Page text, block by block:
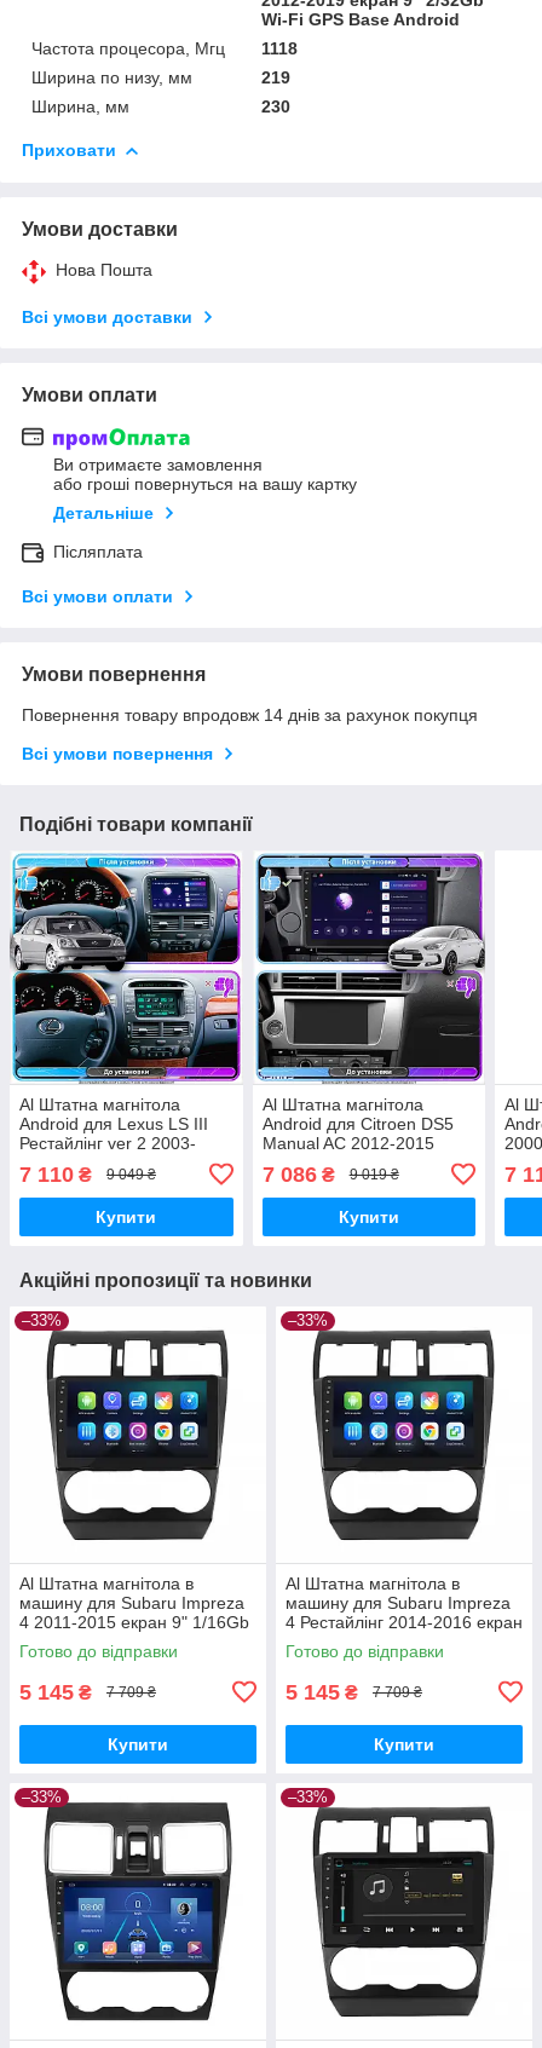
Wi-Fi GPS Base Android
Частота процесора, Мгц
1118
Ширина по низу, мм
219
Ширина, мм
230
Приховати
Умови доставки
Нова Пошта
Всі умови доставки
Умови оплати
Ви отримаєте замовлення
або гроші повернуться на вашу картку
Детальніше
Післяплата
Всі умови оплати
Умови повернення
Повернення товару впродовж 14 днів за рахунок покупця
Всі умови повернення
Подібні товари компанії
Al Штатна магнітола
Android для Lexus LS III
Рестайлінг ver 2 2003-
2006 екран 9" 2/32Gb Wi-
Fi GPS Base
7 110 ₴ 9 049 ₴
Купити
Al Штатна магнітола
Android для Citroen DS5
Manual AC 2012-2015
екран 9" 2/32Gb Wi-Fi GPS
Base
7 086₴ 9 019 ₴
Купити
Al
7
Акційні пропозиції та новинки
–33%
Al Штатна магнітола в
машину для Subaru Impreza
4 2011-2015 екран 9" 1/16Gb
Wi-Fi GPS Base
Готово до відправки
5 145 ₴ 7 709 ₴
Купити
–33%
Al Штатна магнітола в
машину для Subaru Impreza
4 Рестайлінг 2014-2016 екран
9" 1/16Gb Wi-Fi GPS Base
Готово до відправки
5 145 ₴ 7 709 ₴
Купити
–33% –33%